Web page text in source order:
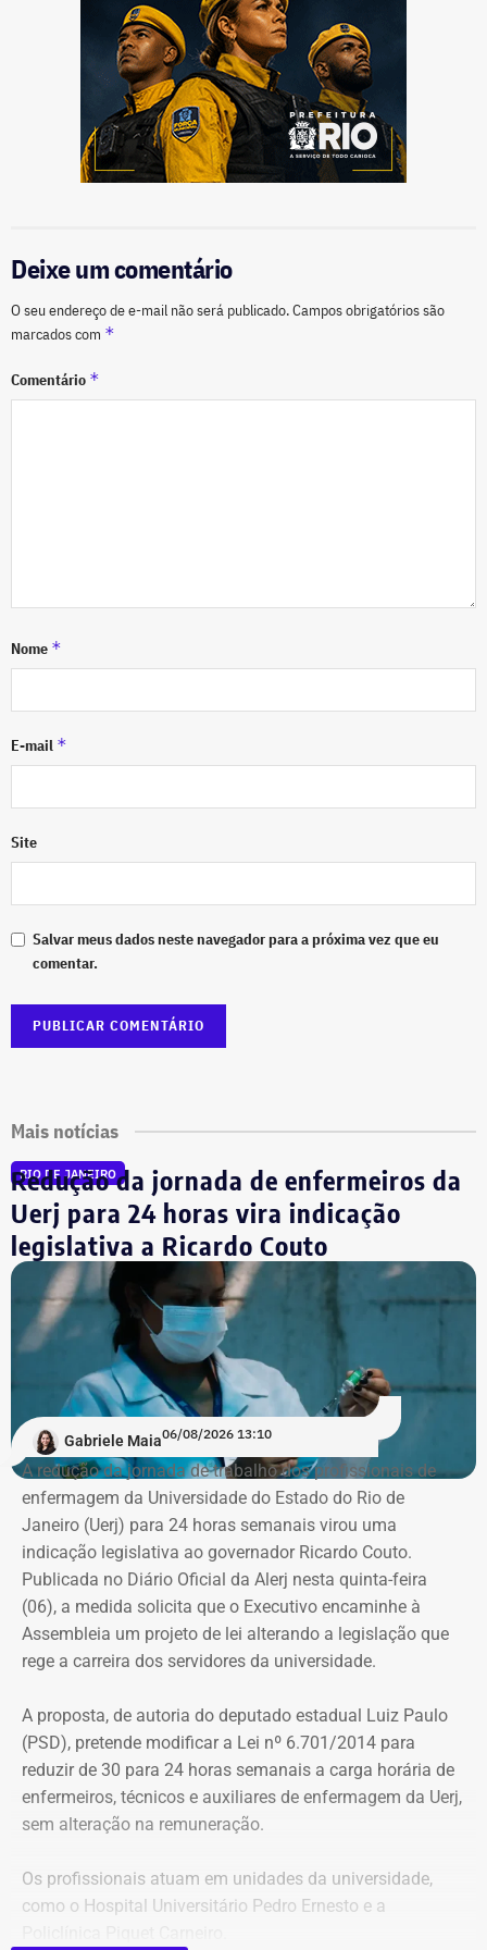
Deixe um comentário
O seu endereço de e-mail não será publicado.Campos obrigatórios são
marcados com *
Comentário *
Nome *
E-mail *
Site
Salvar meus dados neste navegador para a próxima vez que eu
comentar.
Mais notícias
RIO DE JANEIRO
Redução da jornada de enfermeiros da
Uerj para 24 horas vira indicação
legislativa a Ricardo Couto
Gabriele Maia06/08/2026 13:10
A redução da jornada de trabalho dos profissionais de
enfermagem da Universidade do Estado do Rio de
Janeiro (Uerj) para 24 horas semanais virou uma
indicação legislativa ao governador Ricardo Couto.
Publicada no Diário Oficial da Alerj nesta quinta-feira
(06), a medida solicita que o Executivo encaminhe à
Assembleia um projeto de lei alterando a legislação que
rege a carreira dos servidores da universidade.
A proposta, de autoria do deputado estadual Luiz Paulo
(PSD), pretende modificar a Lei nº 6.701/2014 para
reduzir de 30 para 24 horas semanais a carga horária de
enfermeiros, técnicos e auxiliares de enfermagem da Uerj,
sem alteração na remuneração.
Os profissionais atuam em unidades da universidade,
como o Hospital Universitário Pedro Ernesto e a